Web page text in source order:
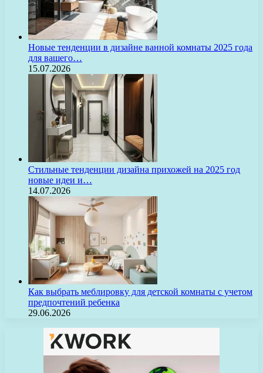
Новые тенденции в дизайне ванной комнаты 2025 года
для вашего…
15.07.2026
Стильные тенденции дизайна прихожей на 2025 год
новые идеи и…
14.07.2026
Как выбрать меблировку для детской комнаты с учетом
предпочтений ребенка
29.06.2026